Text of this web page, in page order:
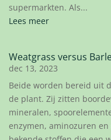
supermarkten. Als...
Lees meer
Weatgrass versus
dec 13, 2023
Beide worden bereid uit
de plant. Zij zitten
mineralen,
enzymen, aminozuren